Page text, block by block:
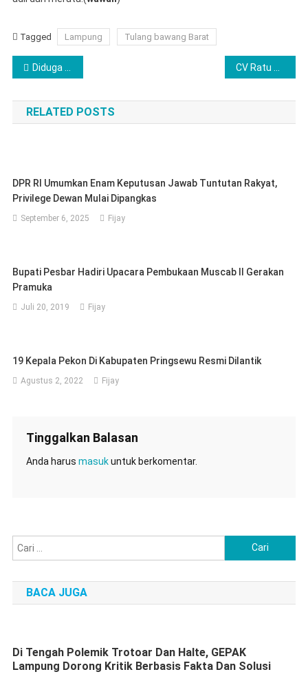
Tagged Lampung Tulang bawang Barat
Navigasi
pos
Diduga Pembuatan Sumur Bor 21 Titik Tidak Tepat Sasaran Dinodai DPRKP
RELATED POSTS
DPR RI Umumkan Enam Keputusan Jawab Tuntutan Rakyat,
Privilege Dewan Mulai Dipangkas
September 6, 2025 Fijay
Bupati Pesbar Hadiri Upacara Pembukaan Muscab II Gerakan
Pramuka
Juli 20, 2019 Fijay
19 Kepala Pekon Di Kabupaten Pringsewu Resmi Dilantik
Agustus 2, 2022 Fijay
Tinggalkan Balasan
Anda harus masukuntuk berkomentar.
untuk:
BACA JUGA
Di Tengah Polemik Trotoar Dan Halte, GEPAK
Lampung Dorong Kritik Berbasis Fakta Dan Solusi